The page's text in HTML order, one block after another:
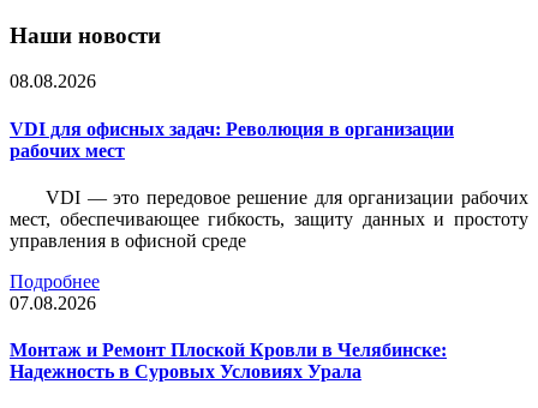
Наши новости
08.08.2026
VDI для офисных задач: Революция в организации
рабочих мест
VDI — это передовое решение для организации рабочих
мест, обеспечивающее гибкость, защиту данных и простоту
управления в офисной среде
Подробнее
07.08.2026
Монтаж и Ремонт Плоской Кровли в Челябинске:
Надежность в Суровых Условиях Урала